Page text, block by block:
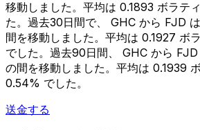
移動しました。平均は 0.1893 ボラテ
た。過去30日間で、 GHC から FJD
間を移動しました。平均は 0.1927 ボ
でした。過去90日間、 GHC から
の間を移動しました。平均は 0.1939
0.54% でした。
送金する